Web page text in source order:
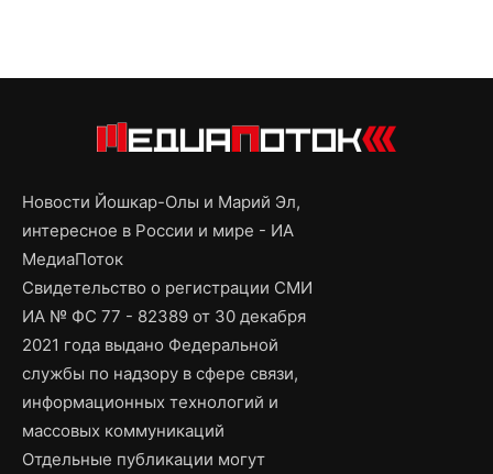
Новости Йошкар-Олы и Марий Эл,
интересное в России и мире - ИА
МедиаПоток
Свидетельство о регистрации СМИ
ИА № ФС 77 - 82389 от 30 декабря
2021 года выдано Федеральной
службы по надзору в сфере связи,
информационных технологий и
массовых коммуникаций
Отдельные публикации могут